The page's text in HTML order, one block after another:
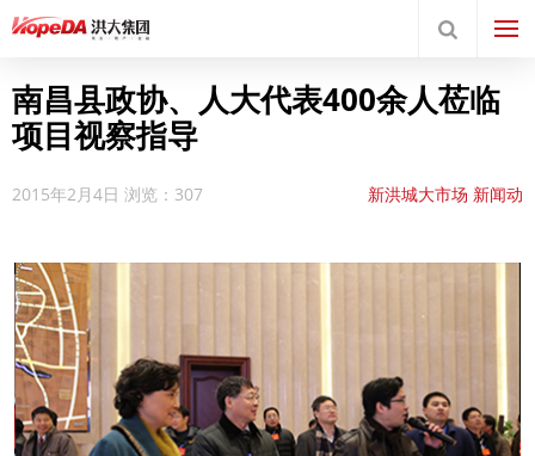
南昌县政协、人大代表400余人莅临
项目视察指导
2015年2月4日 浏览：307 新洪城大市场 新闻动